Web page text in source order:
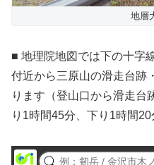
地層
■ 地理院地図では下の十字
付近から三原山の滑走台跡
ります（登山口から滑走台
り1時間45分、下り1時間20